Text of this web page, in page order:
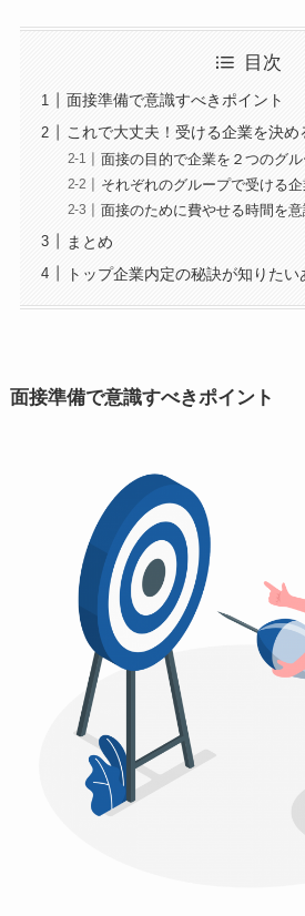
目次
面接準備で意識すべきポイント
これで大丈夫！受ける企業を決め
面接の目的で企業を２つのグ
それぞれのグループで受ける
面接のために費やせる時間を
まとめ
トップ企業内定の秘訣が知りたい
面接準備で意識すべきポイント